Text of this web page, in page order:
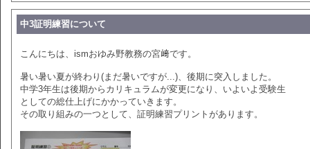
中3証明練習について
こんにちは、ismおゆみ野教務の宮﨑です。
暑い暑い夏が終わり(まだ暑いですが...)、後期に突入しました。
中学3年生は後期からカリキュラムが変更になり、いよいよ受験生
としての総仕上げにかかっていきます。
その取り組みの一つとして、証明練習プリントがあります。